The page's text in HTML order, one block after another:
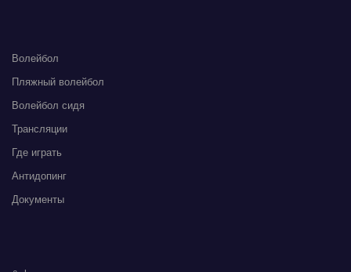
Волейбол
Пляжный волейбол
Волейбол сидя
Трансляции
Где играть
Антидопинг
Документы